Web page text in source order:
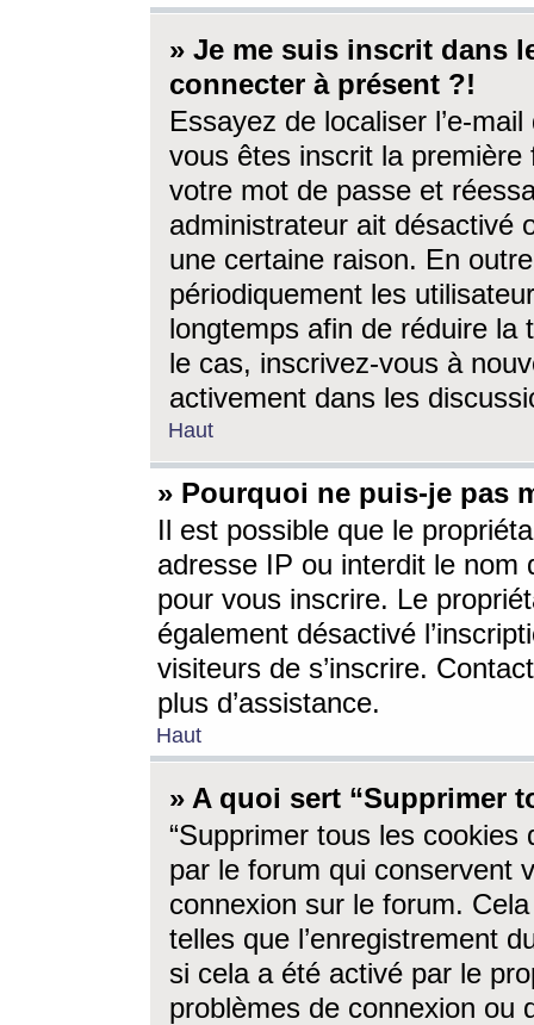
» Je me suis inscrit dans
connecter à présent ?!
Essayez de localiser l’e-
vous êtes inscrit la première
votre mot de passe et
administrateur ait désactivé
une certaine raison. En
périodiquement les
longtemps afin de réduire la
le cas, inscrivez-vous à
activement dans les
Haut
» Pourquoi ne puis-je pas
Il est possible que le
adresse IP ou interdit le nom
pour vous inscrire. Le
également désactivé
visiteurs de s’inscrire.
plus d’assistance.
Haut
» A quoi sert “Supprimer
“Supprimer tous les cookies
par le forum qui conservent
connexion sur le forum.
telles que l’enregistrement
si cela a été activé par le
problèmes de connexion ou